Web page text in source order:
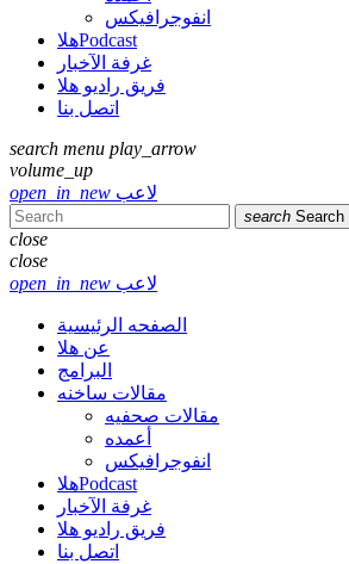
انفوجرافيكس
هلاPodcast
غرفة الآخبار
فريق راديو هلا
اتصل بنا
search menu play_arrow
volume_up
open_in_new لاعب
search Search
close
close
open_in_new لاعب
الصفحه الرئيسية
عن هلا
البرامج
مقالات ساخنه
مقالات صحفيه
أعمده
انفوجرافيكس
هلاPodcast
غرفة الآخبار
فريق راديو هلا
اتصل بنا